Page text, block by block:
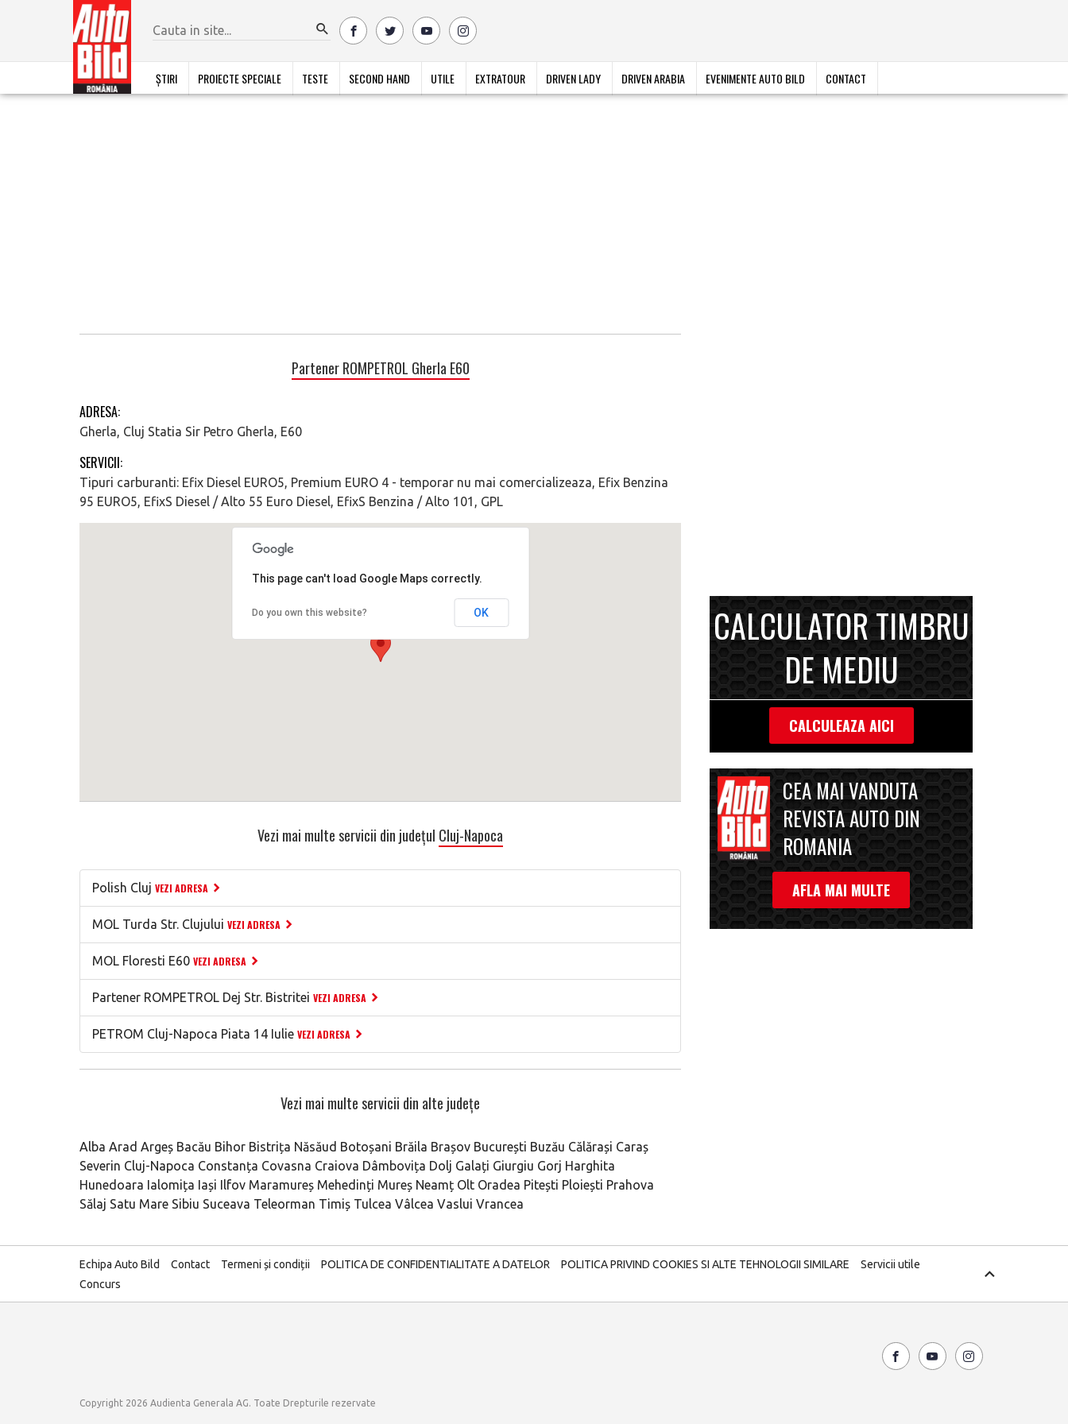
ȘTIRI PROIECTE SPECIALE TESTE SECOND HAND UTILE EXTRATOUR DRIVEN LADY DRIVEN ARABIA EVENIMENTE AUTO BILD CONTACT
Partener ROMPETROL Gherla E60
ADRESA:
Gherla, Cluj Statia Sir Petro Gherla, E60
SERVICII:
Tipuri carburanti: Efix Diesel EURO5, Premium EURO 4 - temporar nu mai comercializeaza, Efix Benzina
95 EURO5, EfixS Diesel / Alto 55 Euro Diesel, EfixS Benzina / Alto 101, GPL
This page can't load Google Maps correctly.
Do you own this website? OK
Vezi mai multe servicii din județul Cluj-Napoca
Polish Cluj VEZI ADRESA
MOL Turda Str. Clujului VEZI ADRESA
MOL Floresti E60 VEZI ADRESA
Partener ROMPETROL Dej Str. Bistritei VEZI ADRESA
PETROM Cluj-Napoca Piata 14 Iulie VEZI ADRESA
Vezi mai multe servicii din alte județe
Alba Arad Argeș Bacău Bihor Bistrița Năsăud Botoșani Brăila Brașov București Buzău Călărași Caraș
Severin Cluj-Napoca Constanța Covasna Craiova Dâmbovița Dolj Galați Giurgiu Gorj Harghita
Hunedoara Ialomița Iași Ilfov Maramureș Mehedinți Mureș Neamț Olt Oradea Pitești Ploiești Prahova
Sălaj Satu Mare Sibiu Suceava Teleorman Timiș Tulcea Vâlcea Vaslui Vrancea
CALCULATOR TIMBRU
DE MEDIU
CALCULEAZA AICI
CEA MAI VANDUTA
REVISTA AUTO DIN
ROMANIA
AFLA MAI MULTE
Echipa Auto Bild Contact Termeni și condiții POLITICA DE CONFIDENTIALITATE A DATELOR POLITICA PRIVIND COOKIES SI ALTE TEHNOLOGII SIMILARE
Servicii utile
Concurs
Copyright 2026 Audienta Generala AG. Toate Drepturile rezervate